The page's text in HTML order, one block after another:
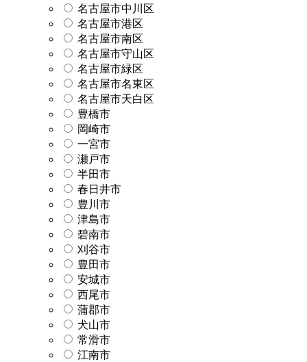
名古屋市中川区
名古屋市港区
名古屋市南区
名古屋市守山区
名古屋市緑区
名古屋市名東区
名古屋市天白区
豊橋市
岡崎市
一宮市
瀬戸市
半田市
春日井市
豊川市
津島市
碧南市
刈谷市
豊田市
安城市
西尾市
蒲郡市
犬山市
常滑市
江南市